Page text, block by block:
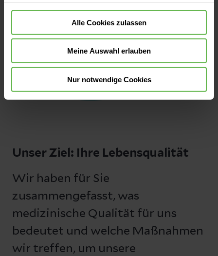
Alle Cookies zulassen
Meine Auswahl erlauben
Nur notwendige Cookies
Unser Ziel: Ihre Lebensqualität
Wir haben für Sie
zusammengefasst, was
medizinische Qualität für uns
bedeutet und welche Maßnahmen
wir treffen, um unsere